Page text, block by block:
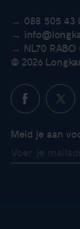
088 505 43
NL70 RABO
© 2026
Meld je aan